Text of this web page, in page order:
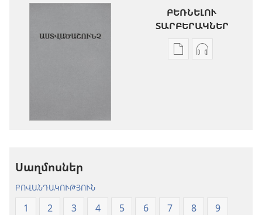
ԲԵՌՆԵԼՈՒ
ՏԱՐԲԵՐԱԿՆԵՐ
Թվային
Սաղմոսներ
ԲՈՎԱՆԴԱԿՈՒԹՅՈՒՆ
1 2 3 4 5 6 7 8
9